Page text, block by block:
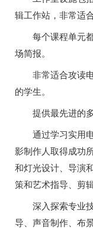
辑工作站，非常适
每个课程单元
场简报。
非常适合攻读
的学生。
提供最先进的
通过学习实用
影制作人取得成功
和灯光设计、导演
策和艺术指导、剪
深入探索专业
导、声音制作、布